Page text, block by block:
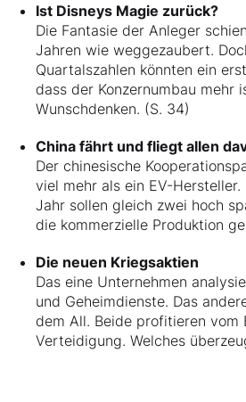
Ist Disneys Magie zurück?
Die Fantasie der Anleger
Jahren wie weggezaubert.
Quartalszahlen könnten ein
dass der Konzernumbau mehr
Wunschdenken. (S. 34)
China fährt und fliegt allen
Der chinesische
viel mehr als ein EV-
Jahr sollen gleich zwei hoch
die kommerzielle Produktion
Die neuen Kriegsaktien
Das eine Unternehmen
und Geheimdienste. Das
dem All. Beide profitieren vom
Verteidigung. Welches